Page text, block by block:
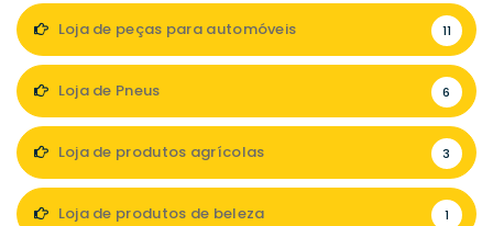
Loja de peças para automóveis 11
Loja de Pneus 6
Loja de produtos agrícolas 3
Loja de produtos de beleza 1